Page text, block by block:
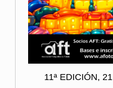
11ª EDICIÓN,